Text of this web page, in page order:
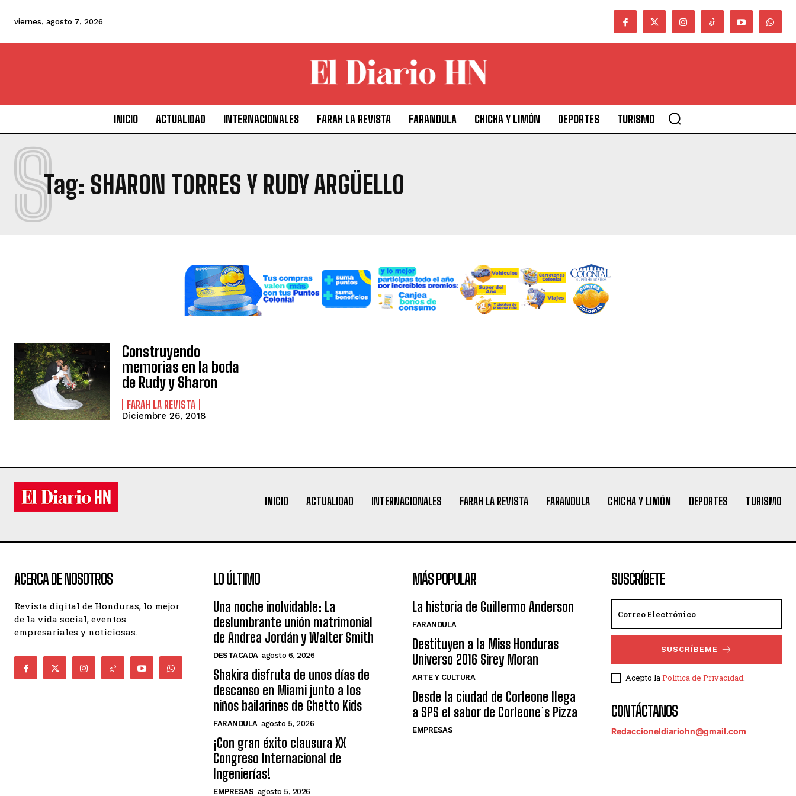
viernes, agosto 7, 2026
INICIO ACTUALIDAD INTERNACIONALES FARAH LA REVISTA FARANDULA CHICHA Y LIMÓN DEPORTES TURISMO
Tag: SHARON TORRES Y RUDY ARGÜELLO
S
Construyendo
memorias en la boda
de Rudy y Sharon
FARAH LA REVISTA
Diciembre 26, 2018
INICIO ACTUALIDAD INTERNACIONALES FARAH LA REVISTA FARANDULA CHICHA Y LIMÓN DEPORTES TURISMO
ACERCA DE NOSOTROS
Revista digital de Honduras, lo mejor
de la vida social, eventos
empresariales y noticiosas.
LO ÚLTIMO
Una noche inolvidable: La
deslumbrante unión matrimonial
de Andrea Jordán y Walter Smith
DESTACADA agosto 6, 2026
Shakira disfruta de unos días de
descanso en Miami junto a los
niños bailarines de Ghetto Kids
FARANDULA agosto 5, 2026
¡Con gran éxito clausura XX
Congreso Internacional de
Ingenierías!
EMPRESAS agosto 5, 2026
MÁS POPULAR
La historia de Guillermo Anderson
FARANDULA
Destituyen a la Miss Honduras
Universo 2016 Sirey Moran
ARTE Y CULTURA
Desde la ciudad de Corleone llega
a SPS el sabor de Corleone´s Pizza
EMPRESAS
SUSCRÍBETE
SUSCRÍBEME
Acepto laPolítica de Privacidad.
CONTÁCTANOS
Redaccioneldiariohn@gmail.com